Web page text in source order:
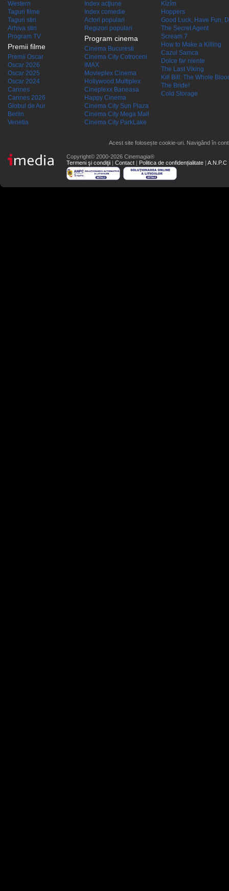
Western
Taguri filme
Taguri stiri
Arhiva stiri
Program TV
Premii filme
Premii Oscar
Oscar 2026
Oscar 2025
Oscar 2024
Cannes
Cannes 2026
Globul de Aur
Berlin
Venetia
Index acţiune
Index comedie
Actori populari
Regizori populari
Program cinema
Cinema Bucuresti
Cinema City Cotroceni
IMAX
Movieplex Cinema
Hollywood Multiplex
Cineplexx Baneasa
Happy Cinema
Cinema City Sun Plaza
Cinema City Mega Mall
Cinema City ParkLake
Kîzîm
Hoppers
Good Luck, Have Fun,
The Secret Agent
Scream 7
How to Make a Killing
Cazul Samca
Dolce far niente
The Last Viking
Kill Bill: The Whole
The Bride!
Cold Storage
Acest site folosește cookie-uri. Navigând în
Copyright© 2000-2026 Cinemagia®
Termeni şi condiţii | Contact | Politica de confidențialitate | A.N.P.C